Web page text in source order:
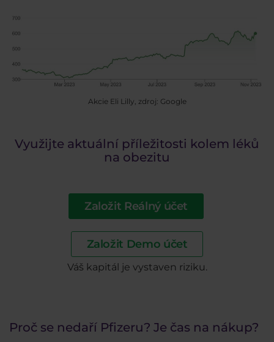
Akcie Eli Lilly, zdroj: Google
Využijte aktuální příležitosti kolem léků
na obezitu
Založit Reálný účet
Založit Demo účet
Váš kapitál je vystaven riziku.
Proč se nedaří Pfizeru? Je čas na nákup?